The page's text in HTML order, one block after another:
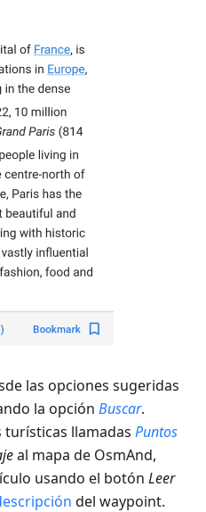
las opciones sugeridas
la opción Buscar.
turísticas llamadas Puntos
al mapa de OsmAnd,
usando el botón Leer
del waypoint.